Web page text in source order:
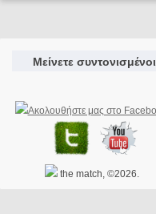
Μείνετε συντονισμένοι
the match, ©2026.